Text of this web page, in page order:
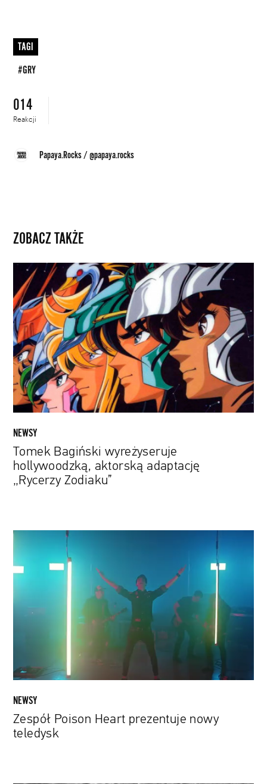
TAGI
#GRY
014
Reakcji
Papaya.Rocks /@papaya.rocks
ZOBACZ TAKŻE
Tomek
Bagiński
wyreżyseruje
hollywoodzką,
aktorską
adaptację
„Rycerzy
Zodiaku”
NEWSY
Tomek Bagiński wyreżyseruje
hollywoodzką, aktorską adaptację
„Rycerzy Zodiaku”
Zespół
Heart
NEWSY
Zespół Poison Heart prezentuje nowy
teledysk